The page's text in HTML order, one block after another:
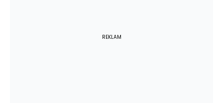
REKLAM